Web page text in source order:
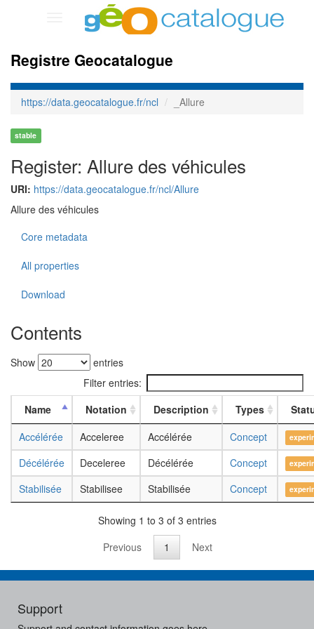
navigation
Registre Geocatalogue
https://data.geocatalogue.fr/ncl _Allure
stable
Register: Allure des véhicules
URI: https://data.geocatalogue.fr/ncl/Allure
Allure des véhicules
Core metadata
All properties
Download
Contents
Show
entries
Filter entries:
Name
Notation Description Types
Accélérée
Acceleree Accélérée Concept
Décélérée Deceleree Décélérée Concept
Stabilisée Stabilisee Stabilisée Concept
Showing 1 to 3 of 3 entries
Previous
1 Next
Support